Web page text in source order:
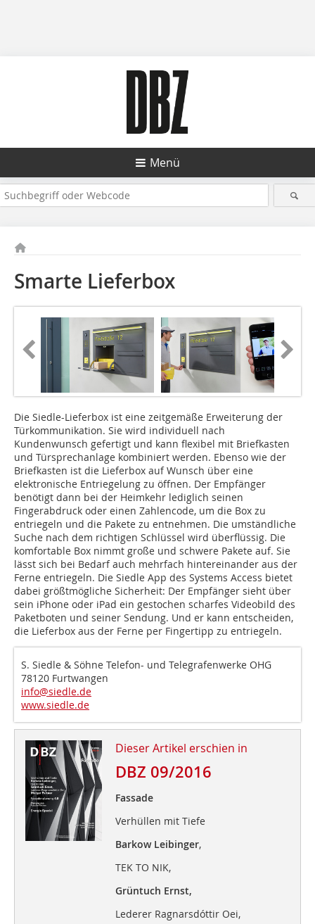
Menü
Smarte Lieferbox
Die Siedle-Lieferbox ist eine zeitgemäße Erweiterung der
Türkommunikation. Sie wird individuell nach
Kundenwunsch gefertigt und kann flexibel mit Briefkasten
und Türsprechanlage kombiniert werden. Ebenso wie der
Briefkasten ist die Lieferbox auf Wunsch über eine
elektronische Entriegelung zu öffnen. Der Empfänger
benötigt dann bei der Heimkehr lediglich seinen
Fingerabdruck oder einen Zahlencode, um die Box zu
entriegeln und die Pakete zu entnehmen. Die umständliche
Suche nach dem richtigen Schlüssel wird überflüssig. Die
komfortable Box nimmt große und schwere Pakete auf. Sie
lässt sich bei Bedarf auch mehrfach hintereinander aus der
Ferne entriegeln. Die Siedle App des Systems Access bietet
dabei größtmögliche Sicherheit: Der Empfänger sieht über
sein iPhone oder iPad ein gestochen scharfes Videobild des
Paketboten und seiner Sendung. Und er kann entscheiden,
die Lieferbox aus der Ferne per Fingertipp zu entriegeln.
S. Siedle & Söhne Telefon- und Telegrafenwerke OHG
78120 Furtwangen
info@siedle.de
www.siedle.de
Dieser Artikel erschien in
DBZ 09/2016
Fassade
Verhüllen mit Tiefe
Barkow Leibinger,
TEK TO NIK,
Grüntuch Ernst,
Lederer Ragnarsdóttir Oei,